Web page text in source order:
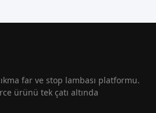
far ve stop lambası platformu.
ürünü tek çatı altında